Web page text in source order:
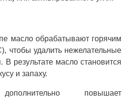
масло обрабатывают горячим
чтобы удалить нежелательные
В результате масло становится
и запаху.
повышает